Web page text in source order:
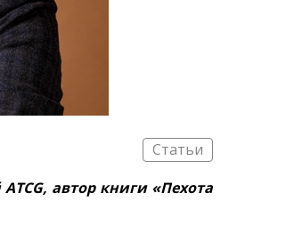
Статьи
автор книги «Пехота